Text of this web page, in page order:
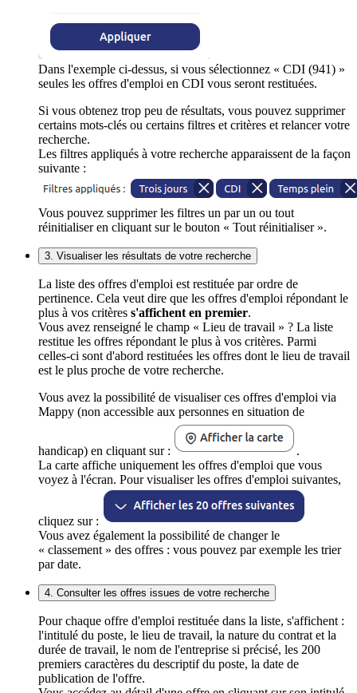
Dans l'exemple ci-dessus, si vous sélectionnez « CDI (941) »
seules les offres d'emploi en CDI vous seront restituées.
Si vous obtenez trop peu de résultats, vous pouvez supprimer
certains mots-clés ou certains filtres et critères et relancer votre
recherche.
Les filtres appliqués à votre recherche apparaissent de la façon
suivante :
Vous pouvez supprimer les filtres un par un ou tout
réinitialiser en cliquant sur le bouton « Tout réinitialiser ».
3. Visualiser les résultats de votre recherche
La liste des offres d'emploi est restituée par ordre de
pertinence. Cela veut dire que les offres d'emploi répondant le
plus à vos critères s'affichent en premier.
Vous avez renseigné le champ « Lieu de travail » ? La liste
restitue les offres répondant le plus à vos critères. Parmi
celles-ci sont d'abord restituées les offres dont le lieu de travail
est le plus proche de votre recherche.
Vous avez la possibilité de visualiser ces offres d'emploi via
Mappy (non accessible aux personnes en situation de
handicap) en cliquant sur :
.
La carte affiche uniquement les offres d'emploi que vous
voyez à l'écran. Pour visualiser les offres d'emploi suivantes,
cliquez sur :
Vous avez également la possibilité de changer le
« classement » des offres : vous pouvez par exemple les trier
par date.
4. Consulter les offres issues de votre recherche
Pour chaque offre d'emploi restituée dans la liste, s'affichent :
l'intitulé du poste, le lieu de travail, la nature du contrat et la
durée de travail, le nom de l'entreprise si précisé, les 200
premiers caractères du descriptif du poste, la date de
publication de l'offre.